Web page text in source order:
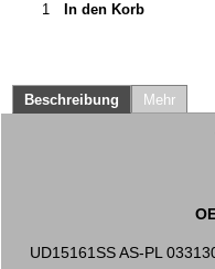
In den Korb
Beschreibung Mehr
UD15161SS AS-PL